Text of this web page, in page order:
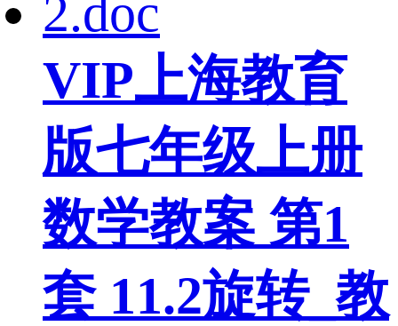
VIP上海教育
版七年级上册
数学教案 第1
套 11.2旋转_教